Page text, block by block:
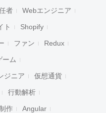
者 Webエンジニア
ト Shopify
ファン Redux
ーム
ジニア 仮想通貨
行動解析
作 Angular